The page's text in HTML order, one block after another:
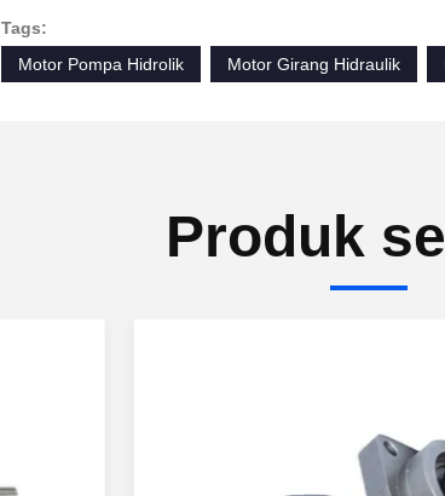
Tags:
Motor Pompa Hidrolik
Motor Girang Hidraulik
Produk